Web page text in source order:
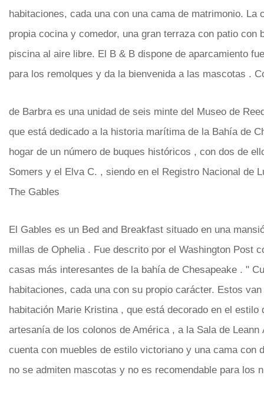
habitaciones, cada una con una cama de matrimonio. La
propia cocina y comedor, una gran terraza con patio con
piscina al aire libre. El B & B dispone de aparcamiento
para los remolques y da la bienvenida a las mascotas .
de Barbra es una unidad de seis minte del Museo de
que está dedicado a la historia marítima de la Bahía de
hogar de un número de buques históricos , con dos de
Somers y el Elva C. , siendo en el Registro Nacional de
The Gables
El Gables es un Bed and Breakfast situado en una
millas de Ophelia . Fue descrito por el Washington Post
casas más interesantes de la bahía de Chesapeake . "
habitaciones, cada una con su propio carácter. Estos
habitación Marie Kristina , que está decorado en el estilo
artesanía de los colonos de América , a la Sala de Leann
cuenta con muebles de estilo victoriano y una cama con
no se admiten mascotas y no es recomendable para los